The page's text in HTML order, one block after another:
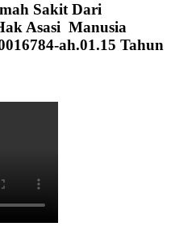
Sakit Dari
Asasi Manusia
ah.01.15 Tahun